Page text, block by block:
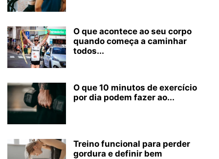
O que acontece ao seu corpo
quando começa a caminhar
todos...
O que 10 minutos de exercício
por dia podem fazer ao...
Treino funcional para perder
gordura e definir bem